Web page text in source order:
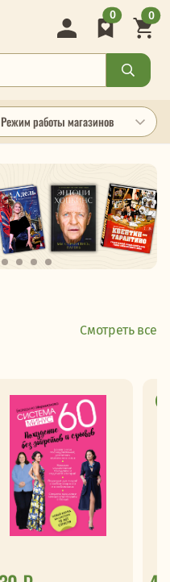
Режим работы магазинов
0 0
Смотреть все